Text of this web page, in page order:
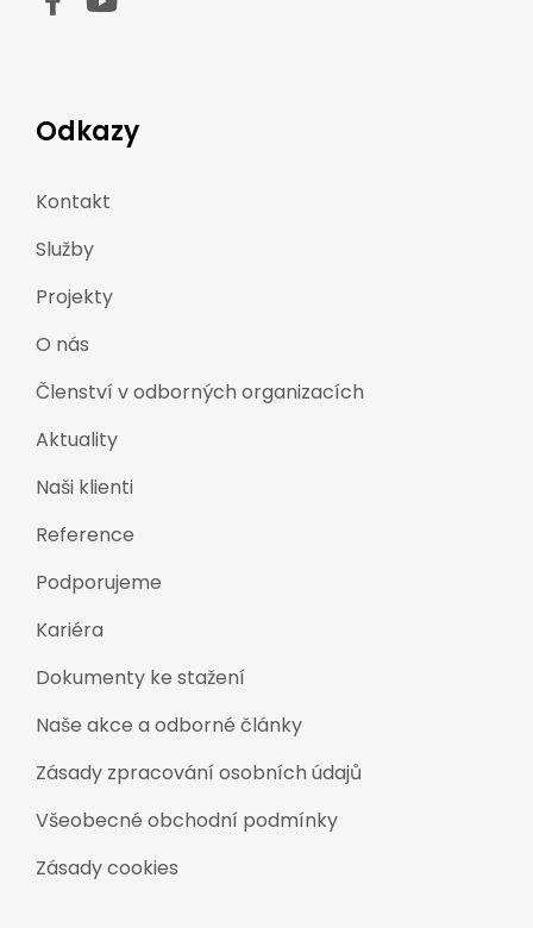
Odkazy
Kontakt
Služby
Projekty
O nás
Členství v odborných organizacích
Aktuality
Naši klienti
Reference
Podporujeme
Kariéra
Dokumenty ke stažení
Naše akce a odborné články
Zásady zpracování osobních údajů
Všeobecné obchodní podmínky
Zásady cookies